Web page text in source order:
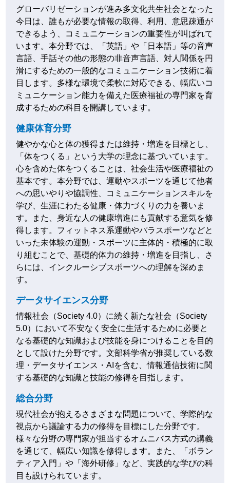
グローバリゼーションが進み多文化共生社会となった
今日は、誰もが必要な情報の取得、利用、意思疎通が
できるよう、コミュニケーションの重要性が叫ばれて
います。本分野では、「英語」や「日本語」等の音声
言語、手話その他の形態の非音声言語、対人関係を円
滑にするための一般的なコミュニケーション技術に着
目します。多様な環境で柔軟に対応できる、幅広いコ
ミュニケーション能力を備えた医療福祉の専門家を育
成するための科目を開講しています。
健康体育分野
健やかな心と体の獲得または維持・増進を目標とし、
「体をつくる」という大学の理念に基づいています。
心を含めた体をつくることは、社会生活や医療福祉の
基本です。本分野では、運動やスポーツを通じて他者
への思いやりや協調性、コミュニケーションスキルを
学び、生涯にわたる健康・体力づくりの力を養いま
す。また、身近な人の健康増進にも貢献する意気を修
得します。フィットネス系運動やパラスポーツなどと
いった未体験の運動・スポーツに主体的・積極的に取
り組むことで、基礎的体力の維持・増進を目指し、さ
らには、インクルーシブスポーツへの理解を深めま
す。
データサイエンス分野
情報社会（Society 4.0）に続く新たな社会（Society
5.0）において不安なく安全に生活するために必要と
なる基礎的な知識および技能を身につけることを目的
として設けた分野です。文部科学省が推奨している数
理・データサイエンス・AIを含む、情報通信技術に関
する基礎的な知識と技能の修得を目指します。
総合分野
現代社会が抱えるさまざまな問題について、学際的な
視点から議論する力の修得を目標にした分野です。
様々な分野の専門家が担当するオムニバス方式の講義
を通じて、幅広い知識を修得します。また、「ボラン
ティア入門」や「海外研修」など、実践的な学びの科
目も設けられています。